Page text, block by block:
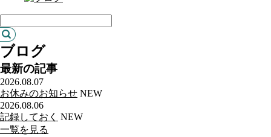
ブログ
最新の記事
2026.08.07
お休みのお知らせ NEW
2026.08.06
記録しておく NEW
一覧を見る